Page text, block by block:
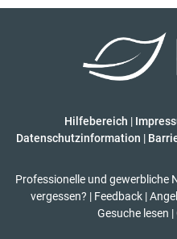
Hilfebereich |
Datenschutzinformation |
Professionelle und gewerbliche
vergessen? | Feedback |
Gesuche lesen |